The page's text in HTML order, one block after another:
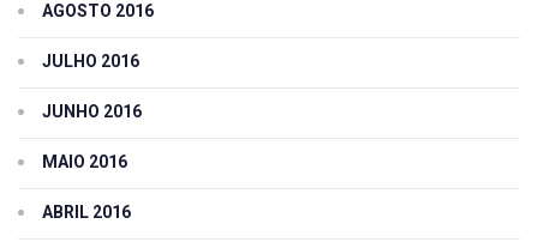
AGOSTO 2016
JULHO 2016
JUNHO 2016
MAIO 2016
ABRIL 2016